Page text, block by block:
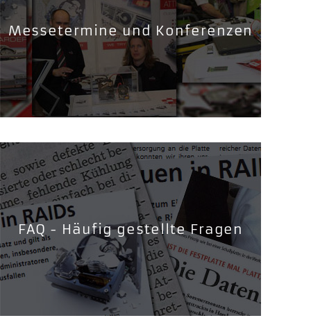
Messetermine und Konferenzen
FAQ - Häufig gestellte Fragen